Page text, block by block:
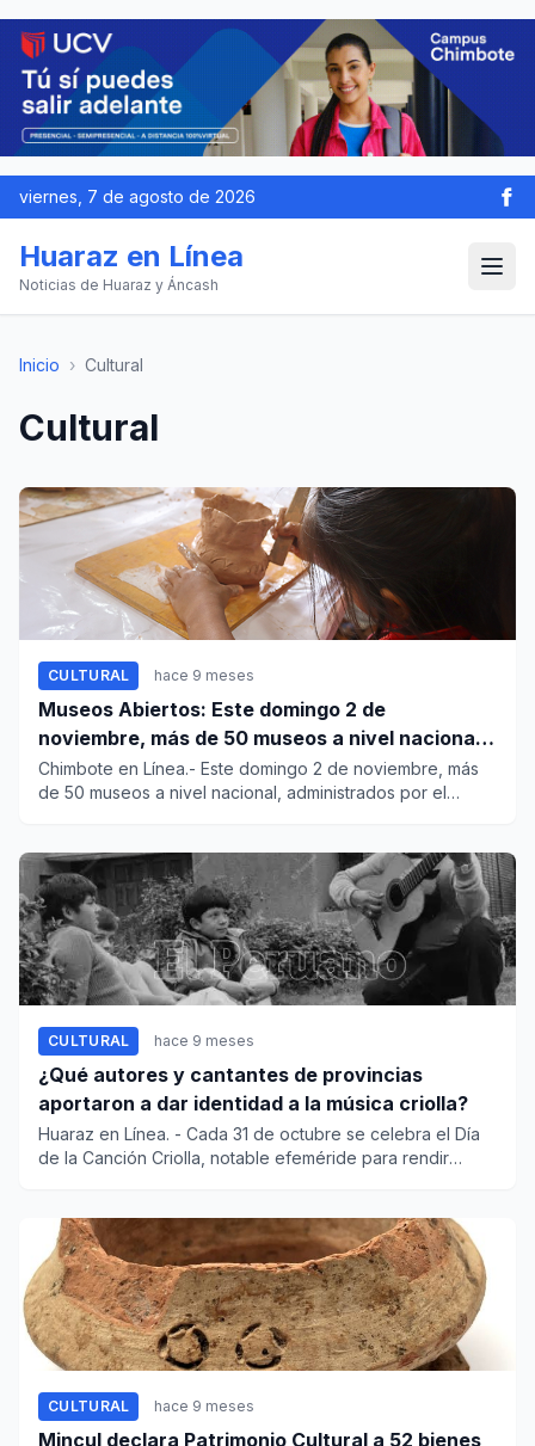
viernes, 7 de agosto de 2026
Huaraz en Línea
Noticias de Huaraz y Áncash
Inicio › Cultural
Cultural
CULTURAL hace 9 meses
Museos Abiertos: Este domingo 2 de
noviembre, más de 50 museos a nivel nacional
te invitan a escribir tu propia historia
Chimbote en Línea.- Este domingo 2 de noviembre, más
de 50 museos a nivel nacional, administrados por el
CULTURAL hace 9 meses
¿Qué autores y cantantes de provincias
aportaron a dar identidad a la música criolla?
Huaraz en Línea. - Cada 31 de octubre se celebra el Día
de la Canción Criolla, notable efeméride para rendir
CULTURAL hace 9 meses
Mincul declara Patrimonio Cultural a 52 bienes